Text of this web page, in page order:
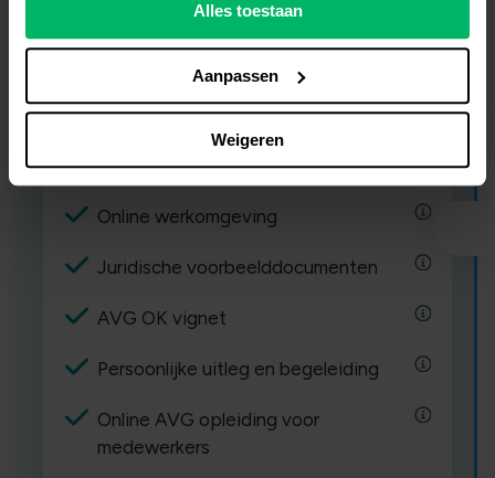
Alles toestaan
Aanpassen
Weigeren
Probeer 30 dagen gratis
Inclusief:
Online werkomgeving
Juridische voorbeelddocumenten
AVG OK vignet
Persoonlijke uitleg en begeleiding
Online AVG opleiding voor
medewerkers